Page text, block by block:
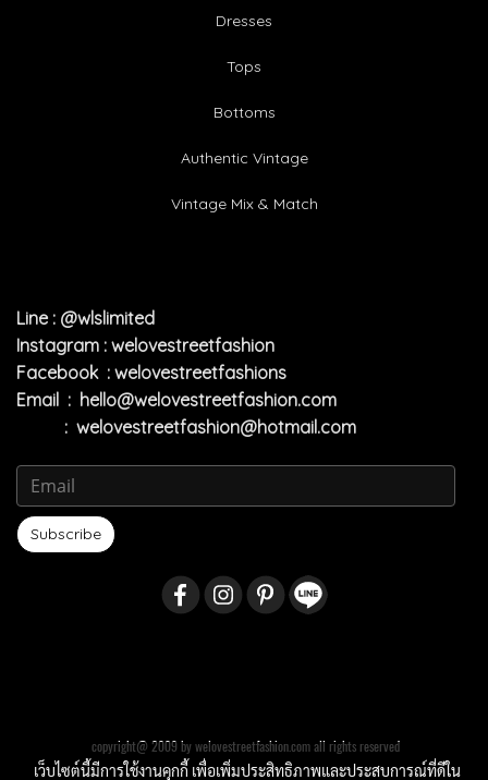
Dresses
Tops
Bottoms
Authentic Vintage
Vintage Mix & Match
Line : @wlslimited
Instagram : welovestreetfashion
Facebook : welovestreetfashions
Email : hello@welovestreetfashion.com
: welovestreetfashion@hotmail.com
Subscribe
copyright@ 2009 by welovestreetfashion.com all rights reserved
เว็บไซต์นี้มีการใช้งานคุกกี้ เพื่อเพิ่มประสิทธิภาพและประสบการณ์ที่ดีใน